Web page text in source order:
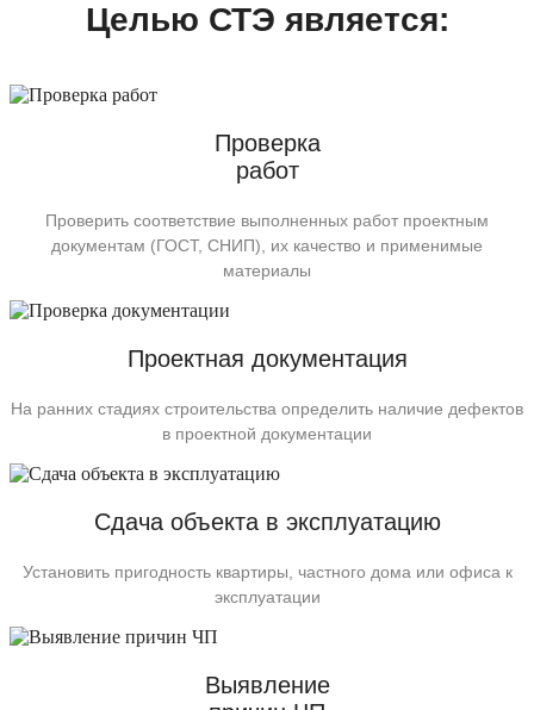
Целью СТЭ является:
Проверка
работ
Проверить соответствие выполненных работ проектным
документам (ГОСТ, СНИП), их качество и применимые
материалы
Проектная документация
На ранних стадиях строительства определить наличие дефектов
в проектной документации
Сдача объекта в эксплуатацию
Установить пригодность квартиры, частного дома или офиса к
эксплуатации
Выявление